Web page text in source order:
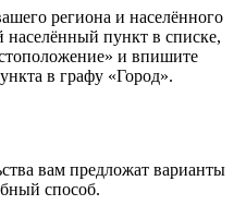
региона и населённого
пункт в списке,
и впишите
в графу «Город».
вам предложат варианты
способ.